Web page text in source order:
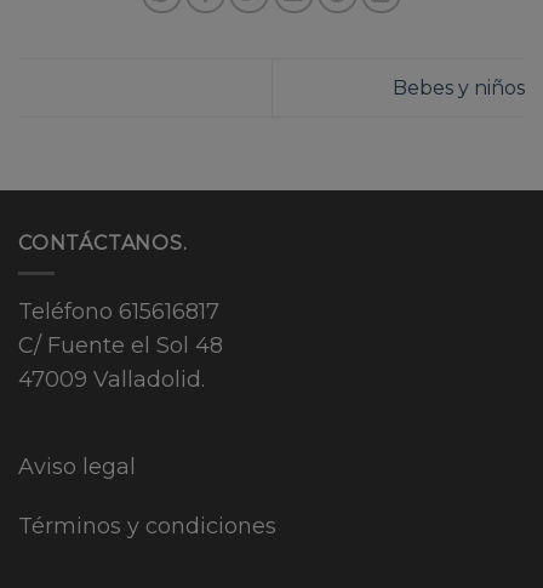
Bebes y niños
CONTÁCTANOS.
Teléfono 615616817
C/ Fuente el Sol 48
47009 Valladolid.
Aviso legal
Términos y condiciones